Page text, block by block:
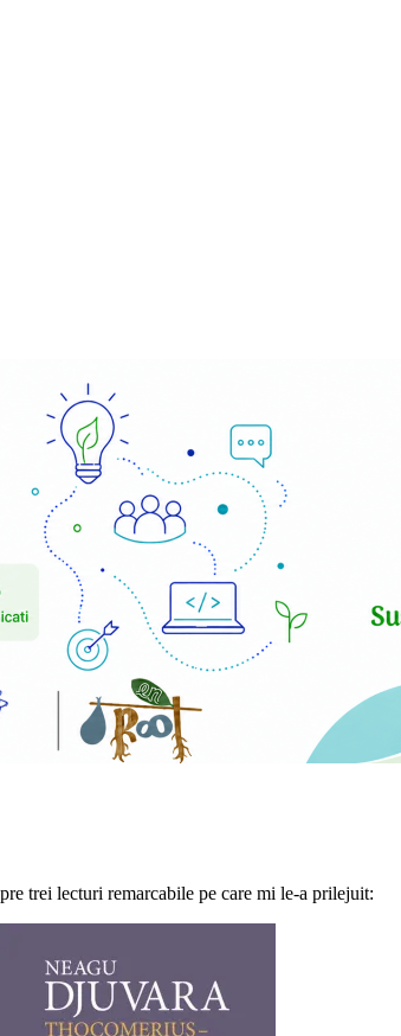
trei lecturi remarcabile pe care mi le-a prilejuit: